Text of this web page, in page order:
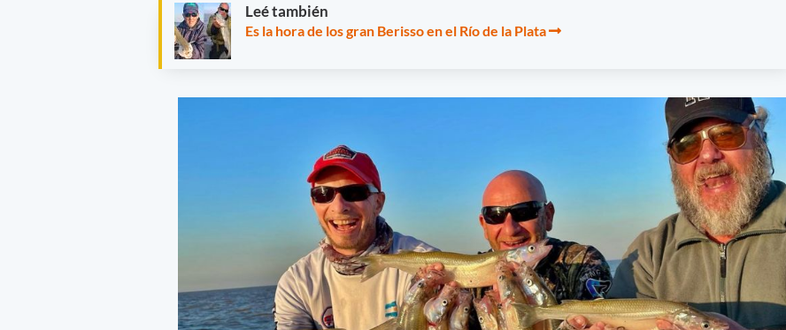
Leé también
Es la hora de los gran Berisso en el Río de la Plata